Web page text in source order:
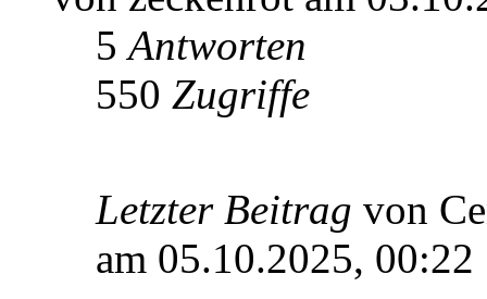
5Antworten
550 Zugriffe
Letzter Beitrag von
am 05.10.2025, 00:22